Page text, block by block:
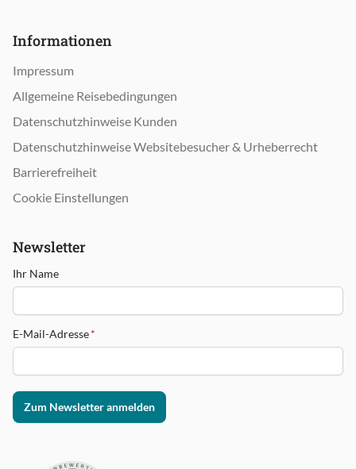
Informationen
Impressum
Allgemeine Reisebedingungen
Datenschutzhinweise Kunden
Datenschutzhinweise Websitebesucher & Urheberrecht
Barrierefreiheit
Cookie Einstellungen
Newsletter
Ihr Name
E-Mail-Adresse*
Zum Newsletter anmelden